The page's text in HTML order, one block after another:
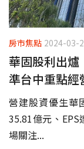
房市焦點 2024-03-
華固股利出
準台中重點經
營建股資優生華
35.81億元、
場關注...